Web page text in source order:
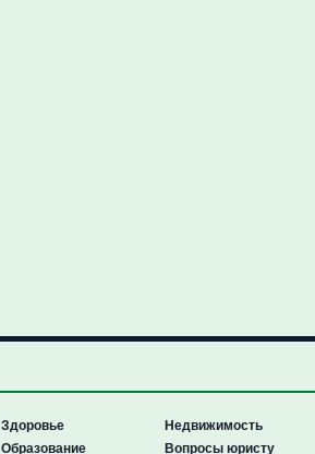
Здоровье
Образование
Недвижимость
Вопросы юристу